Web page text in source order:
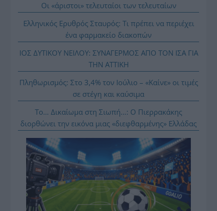
Οι «άριστοι» τελευταίοι των τελευταίων
Ελληνικός Ερυθρός Σταυρός: Τι πρέπει να περιέχει
ένα φαρμακείο διακοπών
ΙΟΣ ΔΥΤΙΚΟΥ ΝΕΙΛΟΥ: ΣΥΝΑΓΕΡΜΟΣ ΑΠΟ ΤΟΝ ΙΣΑ ΓΙΑ
ΤΗΝ ΑΤΤΙΚΗ
Πληθωρισμός: Στο 3,4% τον Ιούλιο – «Καίνε» οι τιμές
σε στέγη και καύσιμα
Το… Δικαίωμα στη Σιωπή…: Ο Πιερρακάκης
διορθώνει την εικόνα μιας «διεφθαρμένης» Ελλάδας